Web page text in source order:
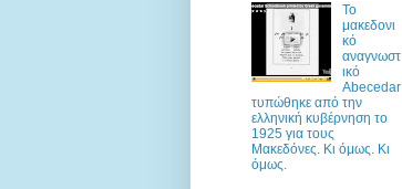
Το
μακεδονι
κό
αναγνωστ
ικό
Abecedar
τυπώθηκε από την
ελληνική κυβέρνηση το
1925 για τους
Μακεδόνες. Κι όμως. Κι
όμως.